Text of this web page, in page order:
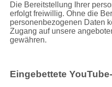
Die Bereitstellung Ihrer
erfolgt freiwillig. Ohne die
personenbezogenen Daten
Zugang auf unsere
gewähren.
Eingebettete